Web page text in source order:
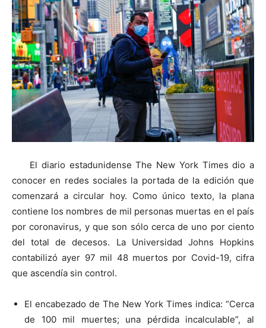
El diario estadunidense The New York Times dio a
conocer en redes sociales la portada de la edición que
comenzará a circular hoy. Como único texto, la plana
contiene los nombres de mil personas muertas en el país
por coronavirus, y que son sólo cerca de uno por ciento
del total de decesos. La Universidad Johns Hopkins
contabilizó ayer 97 mil 48 muertos por Covid-19, cifra
que ascendía sin control.
El encabezado de The New York Times indica: “Cerca
de 100 mil muertes; una pérdida incalculable”, al